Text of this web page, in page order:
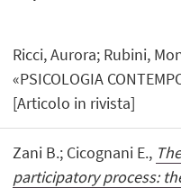
Ricci, Aurora; Rubini,
«PSICOLOGIA
[Articolo in rivista]
Zani B.; Cicognani E.,
participatory process: